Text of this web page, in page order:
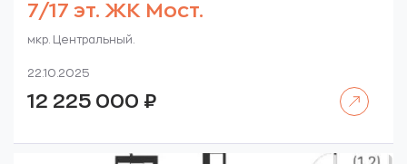
7/17 эт. ЖК Мост.
мкр. Центральный.
22.10.2025
12 225 000 ₽